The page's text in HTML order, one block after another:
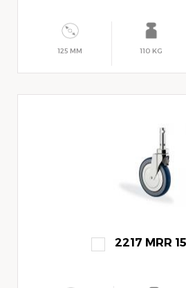
125 MM 110 KG
2217 MRR